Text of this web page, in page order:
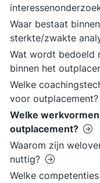
Waar bestaat
sterkte/zwakte
Wat wordt bedoeld
binnen het
Welke
voor outplacement?
Welke
outplacement?
Waarom zijn
nuttig?
Welke